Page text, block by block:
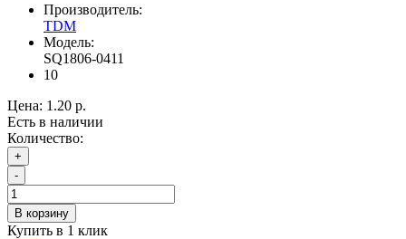
Производитель:
TDM
Модель:
SQ1806-0411
10
Цена: 1.20 р.
Есть в наличии
Количество:
+
-
В корзину
Купить в 1 клик